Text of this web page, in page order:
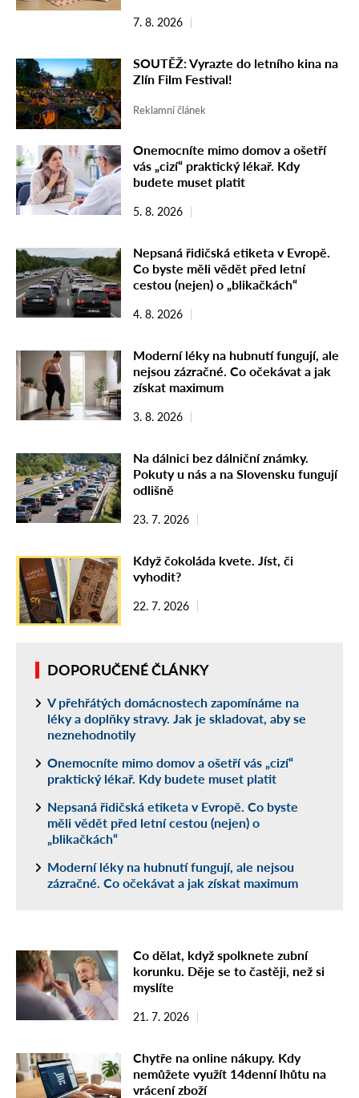
7. 8. 2026
SOUTĚŽ: Vyrazte do letního kina na
Zlín Film Festival!
Reklamní článek
Onemocníte mimo domov a ošetří
vás „cizí“ praktický lékař. Kdy
budete muset platit
5. 8. 2026
Nepsaná řidičská etiketa v Evropě.
Co byste měli vědět před letní
cestou (nejen) o „blikačkách“
4. 8. 2026
Moderní léky na hubnutí fungují, ale
nejsou zázračné. Co očekávat a jak
získat maximum
3. 8. 2026
Na dálnici bez dálniční známky.
Pokuty u nás a na Slovensku fungují
odlišně
23. 7. 2026
Když čokoláda kvete. Jíst, či
vyhodit?
22. 7. 2026
DOPORUČENÉ ČLÁNKY
V přehřátých domácnostech zapomínáme na
léky a doplňky stravy. Jak je skladovat, aby se
neznehodnotily
Onemocníte mimo domov a ošetří vás „cizí“
praktický lékař. Kdy budete muset platit
Nepsaná řidičská etiketa v Evropě. Co byste
měli vědět před letní cestou (nejen) o
„blikačkách“
Moderní léky na hubnutí fungují, ale nejsou
zázračné. Co očekávat a jak získat maximum
Co dělat, když spolknete zubní
korunku. Děje se to častěji, než si
myslíte
21. 7. 2026
Chytře na online nákupy. Kdy
nemůžete využít 14denní lhůtu na
vrácení zboží